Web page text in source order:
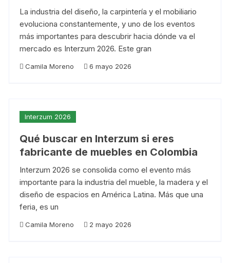
La industria del diseño, la carpintería y el mobiliario
evoluciona constantemente, y uno de los eventos
más importantes para descubrir hacia dónde va el
mercado es Interzum 2026. Este gran
Camila Moreno 6 mayo 2026
Interzum 2026
Qué buscar en Interzum si eres
fabricante de muebles en Colombia
Interzum 2026 se consolida como el evento más
importante para la industria del mueble, la madera y el
diseño de espacios en América Latina. Más que una
feria, es un
Camila Moreno 2 mayo 2026